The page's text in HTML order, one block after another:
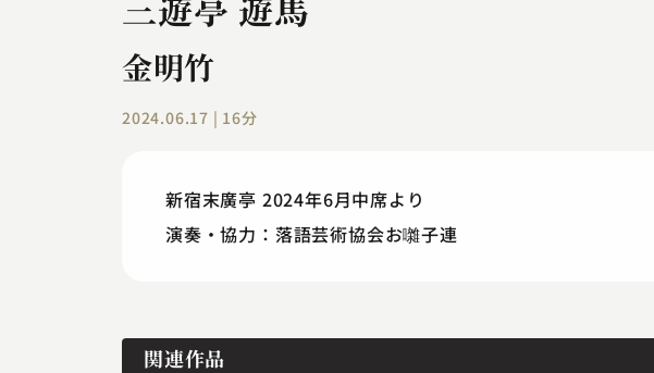
金明竹
2024.06.17 | 16分
新宿末廣亭 2024年6月中席より
演奏・協力：落語芸術協会お囃子連
関連作品